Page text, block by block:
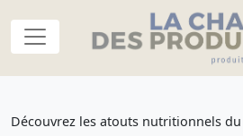
Découvrez les atouts nutritionnels